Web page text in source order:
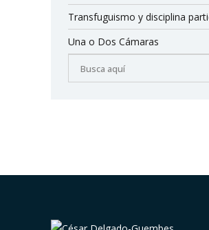
Transfuguismo y disciplina
Una o Dos Cámaras